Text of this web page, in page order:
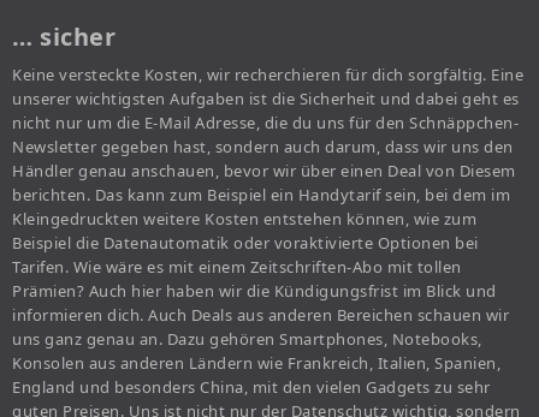
… sicher
Keine versteckte Kosten, wir recherchieren für dich sorgfältig. Eine
unserer wichtigsten Aufgaben ist die Sicherheit und dabei geht es
nicht nur um die E-Mail Adresse, die du uns für den Schnäppchen-
Newsletter gegeben hast, sondern auch darum, dass wir uns den
Händler genau anschauen, bevor wir über einen Deal von Diesem
berichten. Das kann zum Beispiel ein Handytarif sein, bei dem im
Kleingedruckten weitere Kosten entstehen können, wie zum
Beispiel die Datenautomatik oder voraktivierte Optionen bei
Tarifen. Wie wäre es mit einem Zeitschriften-Abo mit tollen
Prämien? Auch hier haben wir die Kündigungsfrist im Blick und
informieren dich. Auch Deals aus anderen Bereichen schauen wir
uns ganz genau an. Dazu gehören Smartphones, Notebooks,
Konsolen aus anderen Ländern wie Frankreich, Italien, Spanien,
England und besonders China, mit den vielen Gadgets zu sehr
guten Preisen. Uns ist nicht nur der Datenschutz wichtig, sondern